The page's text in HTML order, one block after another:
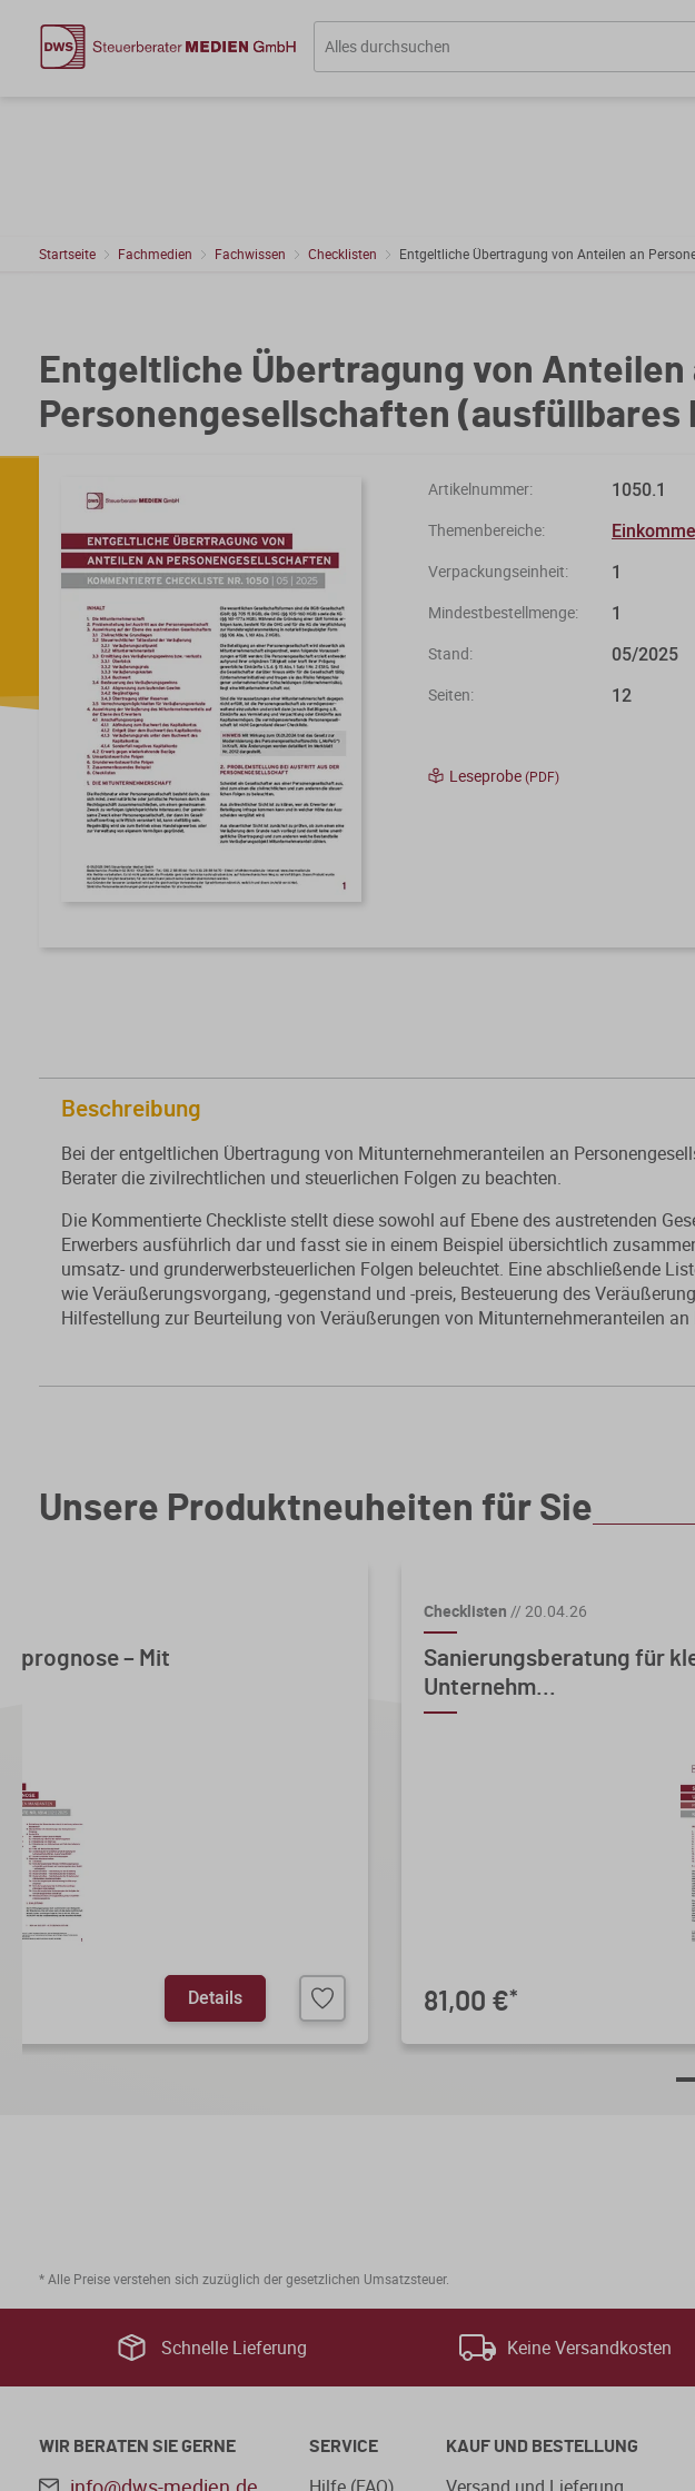
Startseite Fachmedien Fachwissen Checklisten Entgeltliche Übertragung von Anteilen an
Entgeltliche Übertragung von Anteilen
Personengesellschaften (ausfüllbares
Artikelnummer: 1050.1
Themenbereiche:
Verpackungseinheit: 1
Mindestbestellmenge: 1
Stand: 05/2025
Seiten: 12
Leseprobe(PDF)
Beschreibung
Bei der entgeltlichen Übertragung von Mitunternehmeranteilen an
Berater die zivilrechtlichen und steuerlichen Folgen zu beachten.
Die Kommentierte Checkliste stellt diese sowohl auf Ebene des austretenden
Erwerbers ausführlich dar und fasst sie in einem Beispiel übersichtlich
umsatz- und grunderwerbsteuerlichen Folgen beleuchtet. Eine abschließende
wie Veräußerungsvorgang, -gegenstand und -preis, Besteuerung des
Hilfestellung zur Beurteilung von Veräußerungen von Mitunternehmeranteilen
Unsere Produktneuheiten für Sie
– Mit
Details
Checklisten // 20.04.26
Sanierungsberatung für
Unternehm...
81,00 €*
* Alle Preise verstehen sich zuzüglich der gesetzlichen Umsatzsteuer.
Schnelle Lieferung Keine Versandkosten
WIR BERATEN SIE GERNE SERVICE KAUF UND BESTELLUNG